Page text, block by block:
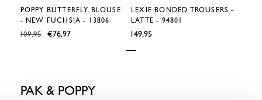
POPPY BUTTERFLY BLOUSE
- NEW FUCHSIA - 13806
€109,95 €76,97
LEXIE BONDED TROUSERS -
LATTE - 94801
€149,95
PAK & POPPY